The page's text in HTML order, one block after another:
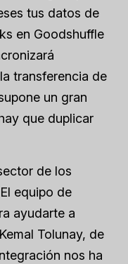
tus datos de
en Goodshuffle
transferencia de
un gran
que duplicar
de los
equipo de
ayudarte a
Tolunay, de
nos ha